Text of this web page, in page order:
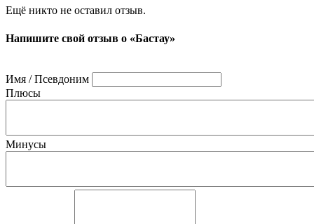
Ещё никто не оставил отзыв.
Напишите свой отзыв о «Бастау»
Имя / Псевдоним
Плюсы
Минусы